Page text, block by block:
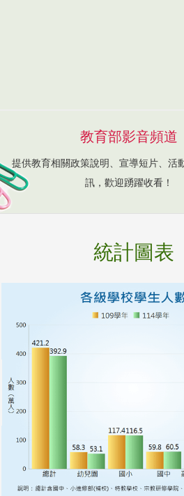
教育部影音頻道
提供教育相關政策說明、宣導短片、活
訊，歡迎踴躍收看！
統計圖表